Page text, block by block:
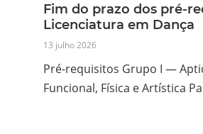
Fim do prazo dos pré-
Licenciatura em Dança
13 julho 2026
Pré-requisitos Grupo I —
Funcional, Física e Artística